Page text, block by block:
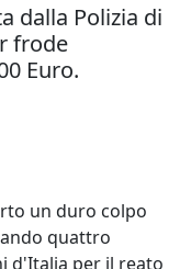
dalla Polizia di
frode
Euro.
un duro colpo
quattro
d'Italia per il reato